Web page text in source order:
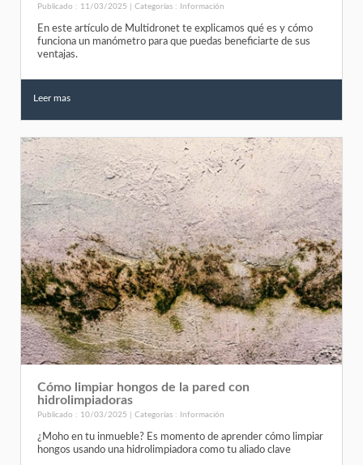
Publicado : 11/03/2025 | Categorías : Información
En este artículo de Multidronet te explicamos qué es y cómo
funciona un manómetro para que puedas beneficiarte de sus
ventajas.
Leer mas
Cómo limpiar hongos de la pared con
hidrolimpiadoras
Publicado : 10/03/2025 | Categorías : Información
¿Moho en tu inmueble? Es momento de aprender cómo limpiar
hongos usando una hidrolimpiadora como tu aliado clave